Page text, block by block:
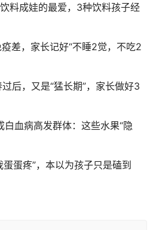
饮料成娃的最爱，3种饮料孩子经
差，家长记好“不睡2觉，不吃2
过后，又是“猛长期”，家长做好3
血病高发群体：这些水果“隐
蛋疼”，本以为孩子只是磕到